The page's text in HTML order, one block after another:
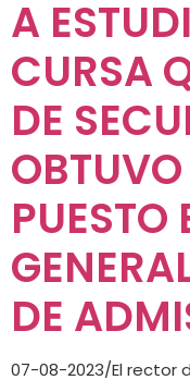
A
CURSA
DE
PUESTO
DE
07-08-2023/El rector